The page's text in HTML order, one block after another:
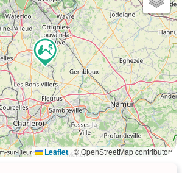
Leaflet|© OpenStreetMap contributors